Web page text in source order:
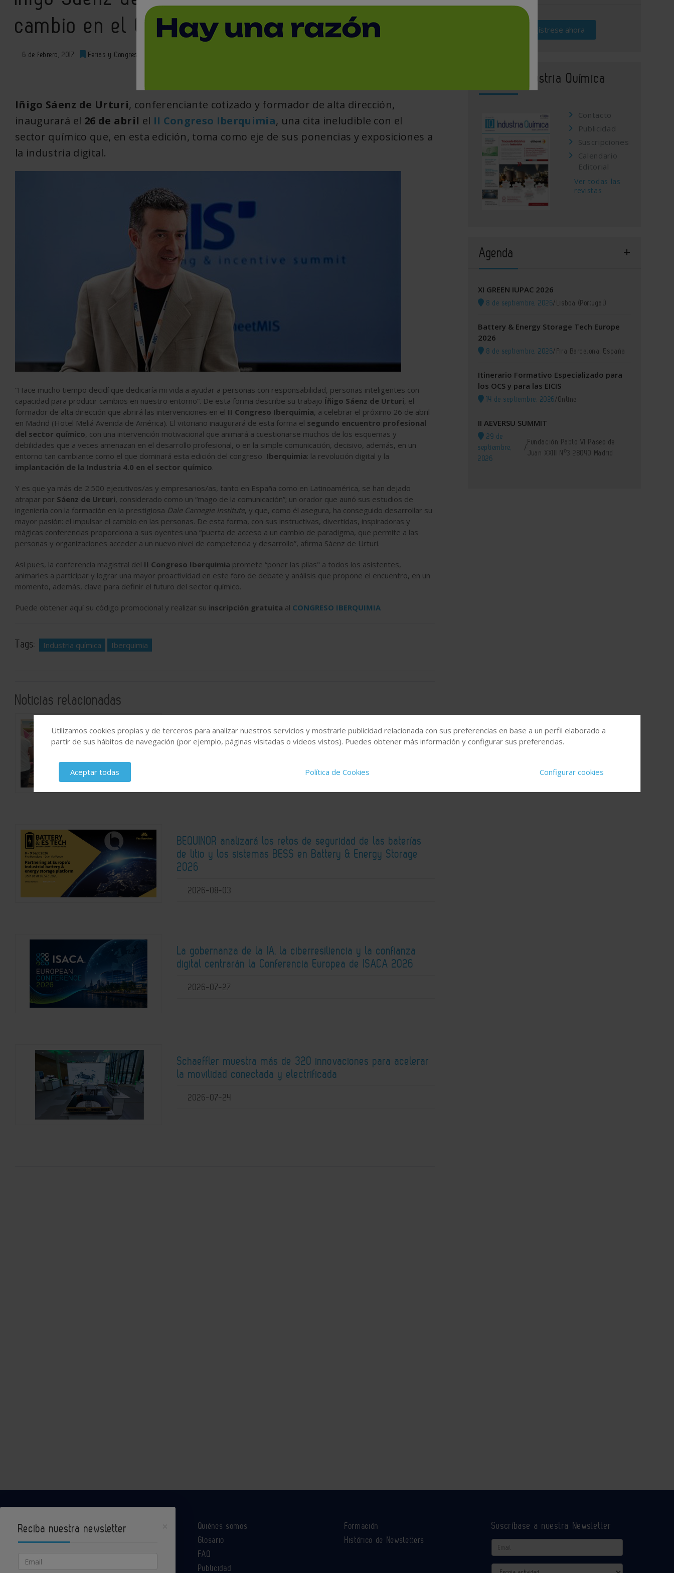
cambio en el Congreso Iberquimia
6 de febrero, 2017 Ferias y Congresos
Iñigo Sáenz de Urturi, conferenciante cotizado y formador de alta dirección,
inaugurará el 26 de abril el II Congreso Iberquimia, una cita ineludible con el
sector químico que, en esta edición, toma como eje de sus ponencias y exposiciones a
la industria digital.
“Hace mucho tiempo decidí que dedicaría mi vida a ayudar a personas con responsabilidad, personas inteligentes con
capacidad para producir cambios en nuestro entorno”. De esta forma describe su trabajo Íñigo Sáenz de Urturi, el
formador de alta dirección que abrirá las intervenciones en el II Congreso Iberquimia, a celebrar el próximo 26 de abril
en Madrid (Hotel Meliá Avenida de América). El vitoriano inaugurará de esta forma el segundo encuentro profesional
del sector químico, con una intervención motivacional que animará a cuestionarse muchos de los esquemas y
debilidades que a veces amenazan en el desarrollo profesional, o en la simple comunicación, decisivo, además, en un
entorno tan cambiante como el que dominará esta edición del congreso Iberquimia: la revolución digital y la
implantación de la Industria 4.0 en el sector químico.
Y es que ya más de 2.500 ejecutivos/as y empresarios/as, tanto en España como en Latinoamérica, se han dejado
atrapar por Sáenz de Urturi, considerado como un “mago de la comunicación”; un orador que aunó sus estudios de
ingeniería con la formación en la prestigiosa Dale Carnegie Institute, y que, como él asegura, ha conseguido desarrollar su
mayor pasión: el impulsar el cambio en las personas. De esta forma, con sus instructivas, divertidas, inspiradoras y
mágicas conferencias proporciona a sus oyentes una “puerta de acceso a un cambio de paradigma, que permite a las
personas y organizaciones acceder a un nuevo nivel de competencia y desarrollo”, afirma Sáenz de Urturi.
Así pues, la conferencia magistral del II Congreso Iberquimia promete “poner las pilas" a todos los asistentes,
animarles a participar y lograr una mayor proactividad en este foro de debate y análisis que propone el encuentro, en un
momento, además, clave para definir el futuro del sector químico.
Puede obtener aquí su código promocional y realizar su inscripción gratuita al CONGRESO IBERQUIMIA
Tags: Industria química Iberquimia
Noticias relacionadas
SATECMA refuerza su compromiso con el sector agrícola
tras su participación en FERCAM 2026
BEQUINOR analizará los retos de seguridad de las baterías
de litio y los sistemas BESS en Battery & Energy Storage
2026
2026-08-03
La gobernanza de la IA, la ciberresiliencia y la confianza
digital centrarán la Conferencia Europea de ISACA 2026
2026-07-27
Schaeffler muestra más de 320 innovaciones para acelerar
la movilidad conectada y electrificada
2026-07-24
Regístrese ahora
Revista Industria Química
Contacto
Publicidad
Suscripciones
Calendario
Editorial
Ver todas las
revistas
Agenda
XI GREEN IUPAC 2026
8 de septiembre, 2026/Lisboa (Portugal)
Battery & Energy Storage Tech Europe
2026
8 de septiembre, 2026/Fira Barcelona, España
Itinerario Formativo Especializado para
los OCS y para las EICIS
14 de septiembre, 2026/Online
II AEVERSU SUMMIT
29 de
septiembre,
2026
/
Fundación Pablo VI Paseo de
Juan XXIII Nº3 28040 Madrid
Quiénes somos
Glosario
FAQ
Publicidad
Formación
Histórico de Newsletters
Suscríbase a nuestra Newsletter
Email
Actividad
Utilizamos cookies propias y de terceros para analizar nuestros servicios y mostrarle publicidad relacionada con sus preferencias en base a un perfil elaborado a
partir de sus hábitos de navegación (por ejemplo, páginas visitadas o videos vistos). Puedes obtener más información y configurar sus preferencias.
Aceptar todas Política de Cookies Configurar cookies
Reciba nuestra newsletter
Email